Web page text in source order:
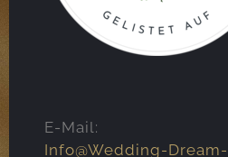
E-Mail:
Info@Wedding-